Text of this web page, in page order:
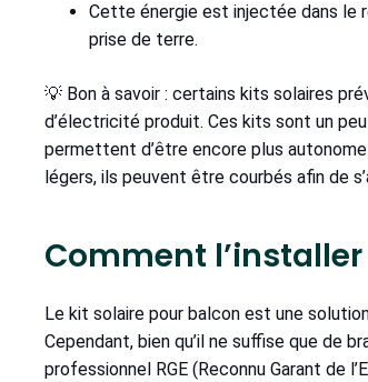
Cette énergie est injectée dans le
prise de terre.
💡 Bon à savoir : certains kits solaires
d’électricité produit. Ces kits sont un
permettent d’être encore plus
légers, ils peuvent être courbés afin de
Comment l’installer
Le kit solaire pour balcon est une
Cependant, bien qu’il ne suffise que de
professionnel RGE (Reconnu Garant de